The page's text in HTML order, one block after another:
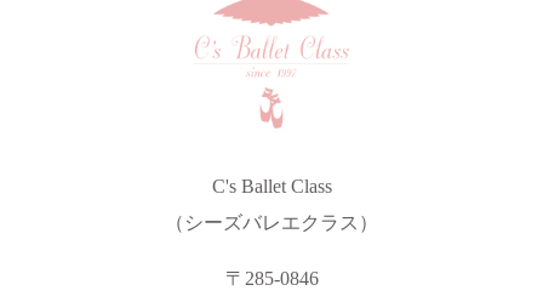
C's Ballet Class
（シーズバレエクラス）
〒285-0846